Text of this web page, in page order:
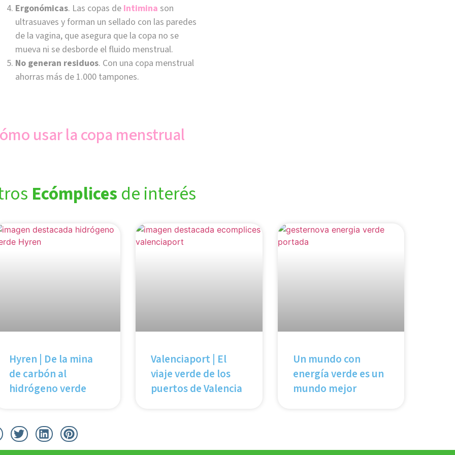
Ergonómicas. Las copas de Intimina son
ultrasuaves y forman un sellado con las paredes
de la vagina, que asegura que la copa no se
mueva ni se desborde el fluido menstrual.
No generan residuos. Con una copa menstrual
ahorras más de 1.000 tampones.
usar la copa menstrual
Ecómplices de interés
Hyren | De la mina
de carbón al
hidrógeno verde
Valenciaport | El
viaje verde de los
puertos de Valencia
Un mundo con
energía verde es un
mundo mejor